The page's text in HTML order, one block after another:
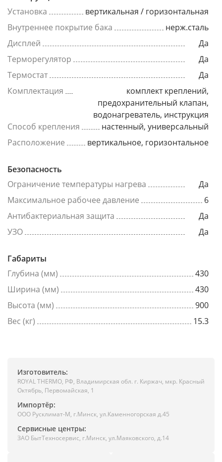
Установка
вертикальная / горизонтальная
Внутреннее покрытие бака
нерж.сталь
Дисплей
Да
Терморегулятор
Да
Термостат
Да
Комплектация
комплект креплений,
предохранительный клапан,
водонагреватель, инструкция
Способ крепления
настенный, универсальный
Расположение
вертикальное, горизонтальное
Безопасность
Ограничение температуры нагрева
Да
Максимальное рабочее давление
6
Антибактериальная защита
Да
УЗО
Да
Габариты
Глубина (мм)
430
Ширина (мм)
430
Высота (мм)
900
Вес (кг)
15.3
Изготовитель:
ROYAL THERMO, РФ, Владимирская обл. г. Киржач, мкр. Красный
Октябрь, Первомайская, 1
Импортёр:
ООО Русклимат-М, г.Минск, ул.Каменногорская д.45
Сервисные центры:
ЗАО БытТехносервис, г.Минск, ул.Маяковского, д.14